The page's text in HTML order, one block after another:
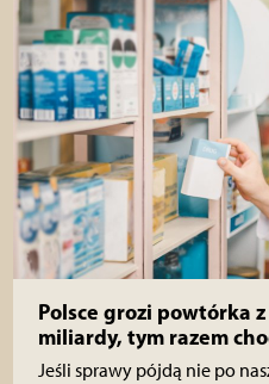
Polsce grozi powtórka
miliardy, tym razem
Jeśli sprawy pójdą nie po